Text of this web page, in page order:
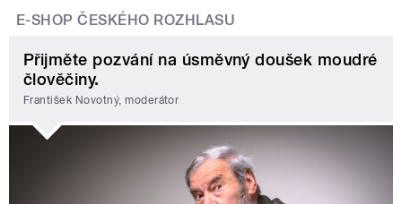
E-SHOP ČESKÉHO ROZHLASU
Přijměte pozvání na úsměvný doušek moudré
člověčiny.
František Novotný, moderátor